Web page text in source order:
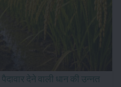
देने वाली धान की उन्नत